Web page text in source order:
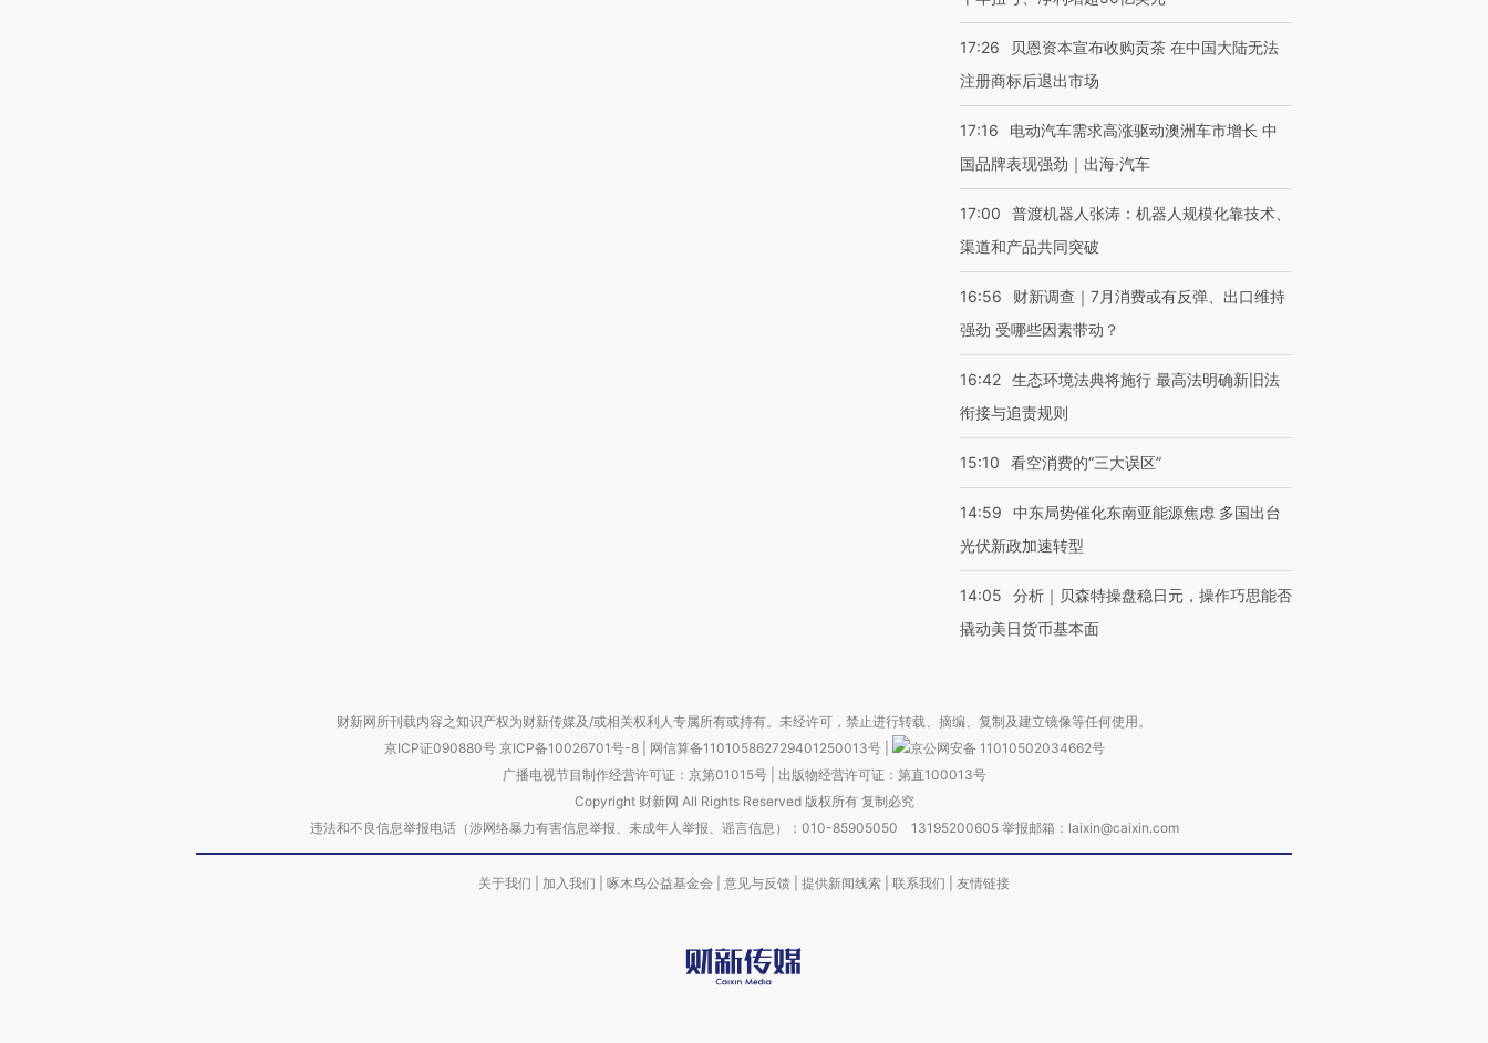
17:26
贝恩资本宣布收购贡茶 在中国大陆无法
注册商标后退出市场
17:16
电动汽车需求高涨驱动澳洲车市增长 中
国品牌表现强劲｜出海·汽车
17:00
普渡机器人张涛：机器人规模化靠技术、
渠道和产品共同突破
16:56
财新调查｜7月消费或有反弹、出口维持
强劲 受哪些因素带动？
16:42 生态环境法典将施行 最高法明确新旧法
衔接与追责规则
15:10 看空消费的“三大误区”
14:59
中东局势催化东南亚能源焦虑 多国出台
光伏新政加速转型
14:05
分析｜贝森特操盘稳日元，操作巧思能否
撬动美日货币基本面
财新网所刊载内容之知识产权为财新传媒及/或相关权利人专属所有或持有。未经许可，禁止进行转载、摘编、复制及建立镜像等任何使用。
京ICP证090880号 京ICP备10026701号-8 网信算备110105862729401250013号
京公网安备 11010502034662号
广播电视节目制作经营许可证：京第01015号| 出版物经营许可证：第直100013号
Copyright 财新网 All Rights Reserved 版权所有 复制必究
违法和不良信息举报电话（涉网络暴力有害信息举报、未成年人举报、谣言信息）：010-85905050 13195200605 举报邮箱：laixin@caixin.com
关于我们 加入我们 啄木鸟公益基金会 意见与反馈 提供新闻线索 联系我们 友情链接